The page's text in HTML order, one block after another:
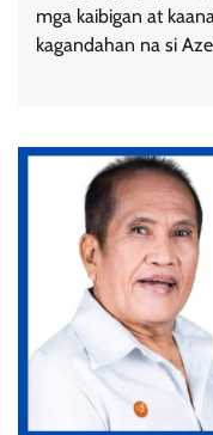
mga kaibigan at
kagandahan na si